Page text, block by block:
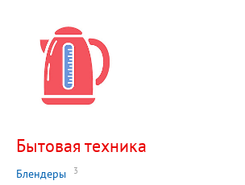
Бытовая техника
Блендеры 3